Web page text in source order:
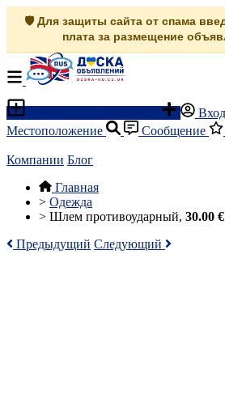
🛡️ Для защиты сайта от спама
плата за размещение
Местоположение
Сообщение
Компании Блог
Главная
> Одежда
> Шлем противоударный, 30.00 €
Предыдущий Следующий